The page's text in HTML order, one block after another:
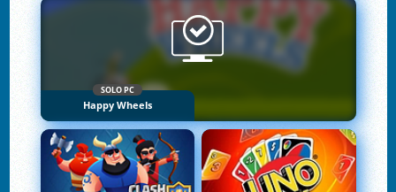
SOLO PC
Happy Wheels